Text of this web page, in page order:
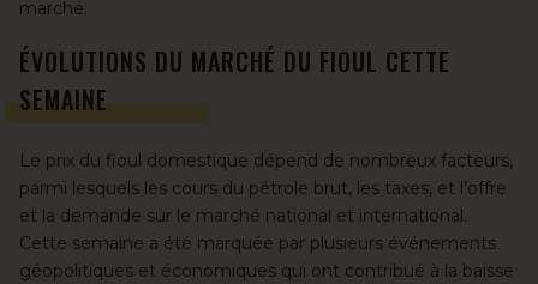
marché.
ÉVOLUTIONS DU MARCHÉ DU FIOUL CETTE
SEMAINE
Le prix du fioul domestique dépend de nombreux facteurs,
parmi lesquels les cours du pétrole brut, les taxes, et l’offre
et la demande sur le marché national et international.
Cette semaine a été marquée par plusieurs événements
géopolitiques et économiques qui ont contribué à la baisse